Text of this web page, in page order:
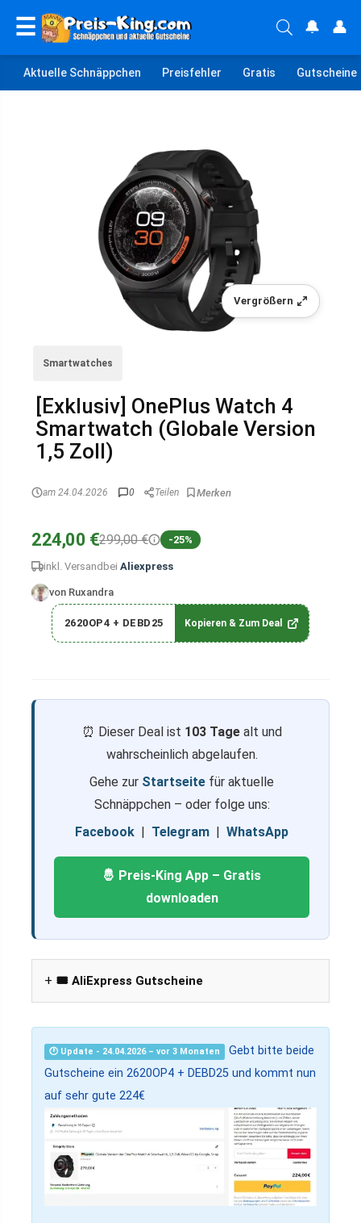
☰ 🔔 👤
Aktuelle Schnäppchen Preisfehler Gratis Gutscheine
Vergrößern
Smartwatches
[Exklusiv] OnePlus Watch 4
Smartwatch (Globale Version
1,5 Zoll)
am 24.04.2026 0 Teilen
224,00 €299,00 € -25%
inkl. Versand bei Aliexpress
von Ruxandra
2620OP4 + DEBD25 Kopieren & Zum Deal
⏰ Dieser Deal ist 103 Tagealt und
wahrscheinlich abgelaufen.
Gehe zur Startseite für aktuelle
Schnäppchen – oder folge uns:
Facebook | Telegram | WhatsApp
🤴 Preis-King App – Gratis
downloaden
🎟️ AliExpress Gutscheine
🕐 Update - 24.04.2026 – vor 3 Monaten
Gebt bitte beide
Gutscheine ein 2620OP4 + DEBD25 und kommt nun
auf sehr gute 224€